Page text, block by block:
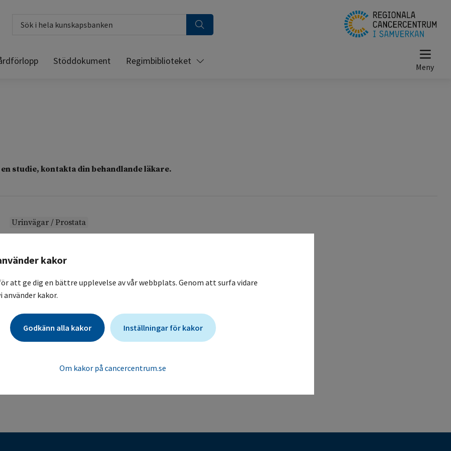
Stöddokument Regimbiblioteket
studie, kontakta din behandlande läkare.
Urinvägar / Prostata
avslutad_ICAP
-
kakor
att ge dig en bättre upplevelse av vår webbplats. Genom att surfa vidare
kakor.
Godkänn alla kakor Inställningar för kakor
Om kakor på cancercentrum.se